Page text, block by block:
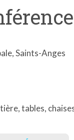
Saints-Anges
tables,